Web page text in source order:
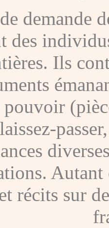
demande
des
Ils
pouvoir
Autant
récits sur